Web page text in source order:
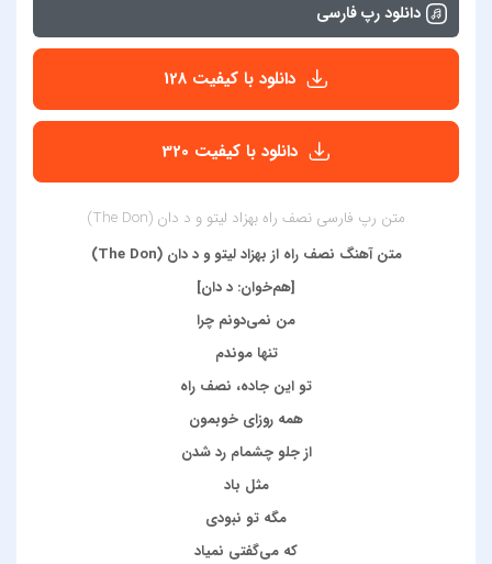
دانلود رپ فارسی
دانلود با کیفیت 128
دانلود با کیفیت 320
متن رپ فارسی نصف راه بهزاد لیتو و د دان (The Don)
متن آهنگ نصف راه از بهزاد لیتو و د دان (The Don)
[هم‌خوان: د دان]
من نمی‌دونم چرا
تنها موندم
تو این جاده، نصف راه
همه روزای خوبمون
از جلو چشمام رد شدن
مثل باد
مگه تو نبودی
که می‌گفتی نمیاد